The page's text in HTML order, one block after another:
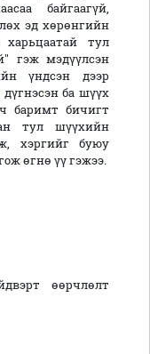
байгаагүй,
эд хөрөнгийн
тул
гэж мэдүүлсэн
үндсэн дээр
ба шүүх
баримт бичигт
тул шүүхийн
хэргийг буюу
өгнө үү гэжээ.
өөрчлөлт